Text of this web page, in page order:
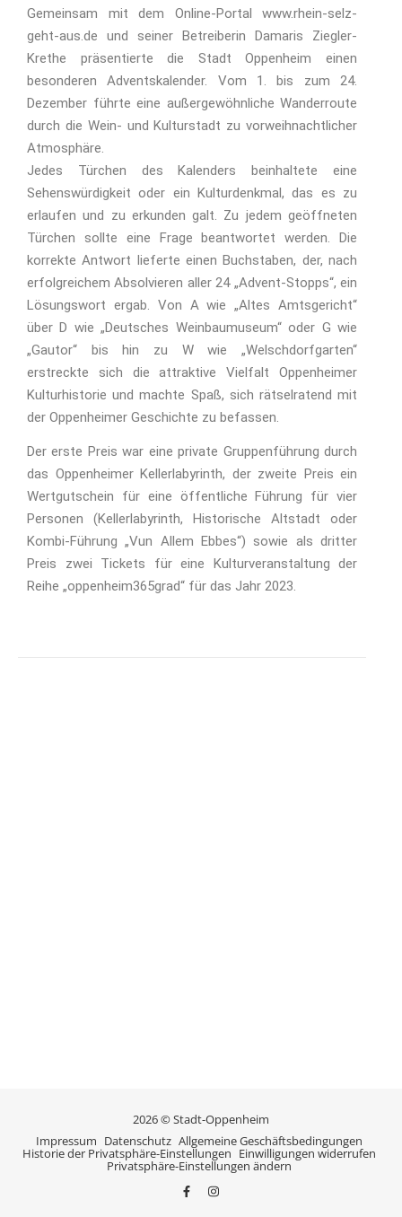
Gemeinsam mit dem Online-Portal www.rhein-selz-
geht-aus.de und seiner Betreiberin Damaris Ziegler-
Krethe präsentierte die Stadt Oppenheim einen
besonderen Adventskalender. Vom 1. bis zum 24.
Dezember führte eine außergewöhnliche Wanderroute
durch die Wein- und Kulturstadt zu vorweihnachtlicher
Atmosphäre.
Jedes Türchen des Kalenders beinhaltete eine
Sehenswürdigkeit oder ein Kulturdenkmal, das es zu
erlaufen und zu erkunden galt. Zu jedem geöffneten
Türchen sollte eine Frage beantwortet werden. Die
korrekte Antwort lieferte einen Buchstaben, der, nach
erfolgreichem Absolvieren aller 24 „Advent-Stopps“, ein
Lösungswort ergab. Von A wie „Altes Amtsgericht“
über D wie „Deutsches Weinbaumuseum“ oder G wie
„Gautor“ bis hin zu W wie „Welschdorfgarten“
erstreckte sich die attraktive Vielfalt Oppenheimer
Kulturhistorie und machte Spaß, sich rätselratend mit
der Oppenheimer Geschichte zu befassen.
Der erste Preis war eine private Gruppenführung durch
das Oppenheimer Kellerlabyrinth, der zweite Preis ein
Wertgutschein für eine öffentliche Führung für vier
Personen (Kellerlabyrinth, Historische Altstadt oder
Kombi-Führung „Vun Allem Ebbes“) sowie als dritter
Preis zwei Tickets für eine Kulturveranstaltung der
Reihe „oppenheim365grad“ für das Jahr 2023.
2026 © Stadt-Oppenheim
Impressum Datenschutz Allgemeine Geschäftsbedingungen
Historie der Privatsphäre-Einstellungen Einwilligungen widerrufen
Privatsphäre-Einstellungen ändern